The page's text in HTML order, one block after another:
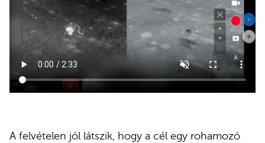
A felvételen jól látszik, hogy a cél egy rohamozó